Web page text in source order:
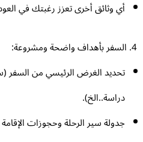
أي وثائق أخرى تعزز رغبتك في العودة
تحديد الغرض الرئيسي من السفر
دراسة..الخ).
جدولة سير الرحلة وحجوزات الإقامة